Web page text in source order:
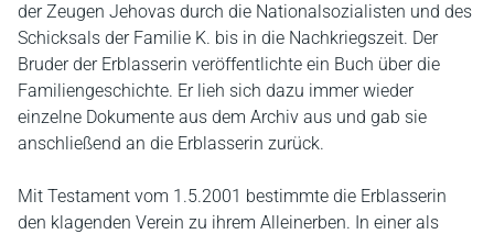
der Zeugen Jehovas durch die Nationalsozialisten und des
Schicksals der Familie K. bis in die Nachkriegszeit. Der
Bruder der Erblasserin veröffentlichte ein Buch über die
Familiengeschichte. Er lieh sich dazu immer wieder
einzelne Dokumente aus dem Archiv aus und gab sie
anschließend an die Erblasserin zurück.
Mit Testament vom 1.5.2001 bestimmte die Erblasserin
den klagenden Verein zu ihrem Alleinerben. In einer als